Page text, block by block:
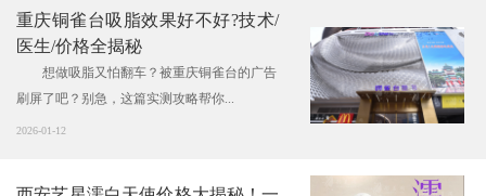
重庆铜雀台吸脂效果好不好?技术/
医生/价格全揭秘
想做吸脂又怕翻车？被重庆铜雀台的广告
刷屏了吧？别急，这篇实测攻略帮你...
2026-01-12